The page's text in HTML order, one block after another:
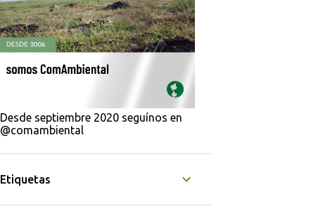
Desde septiembre 2020 seguínos en
@comambiental
Etiquetas